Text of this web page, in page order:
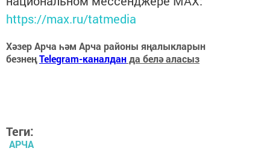
https://max.ru/tatmedia
Хәзер Арча һәм Арча районы яңалыкларын
безнеңTelegram-каналданда белә аласыз
Теги:
АРЧА